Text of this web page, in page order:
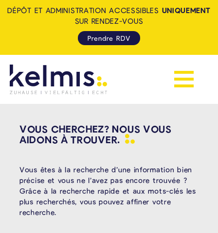
Afficher la
DÉPÔT ET ADMINISTRATION ACCESSIBLES UNIQUEMENT
SUR RENDEZ-VOUS
Prendre RDV
VOUS CHERCHEZ? NOUS VOUS
AIDONS ÀTROUVER.
Vous êtes à la recherche d’une information bien
précise et vous ne l’avez pas encore trouvée ?
Grâce à la recherche rapide et aux mots-clés les
plus recherchés, vous pouvez affiner votre
recherche.